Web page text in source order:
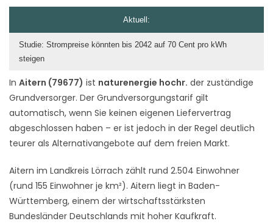
In Aitern (79677) ist naturenergie hochr. der zuständige
Grundversorger. Der Grundversorgungstarif gilt
automatisch, wenn Sie keinen eigenen Liefervertrag
abgeschlossen haben – er ist jedoch in der Regel deutlich
teurer als Alternativangebote auf dem freien Markt.
Aitern im Landkreis Lörrach zählt rund 2.504 Einwohner
(rund 155 Einwohner je km²). Aitern liegt in Baden-
Württemberg, einem der wirtschaftsstärksten
Bundesländer Deutschlands mit hoher Kaufkraft.
Aktuell:
Studie: Strompreise könnten bis 2042 auf 70 Cent pro kWh
steigen